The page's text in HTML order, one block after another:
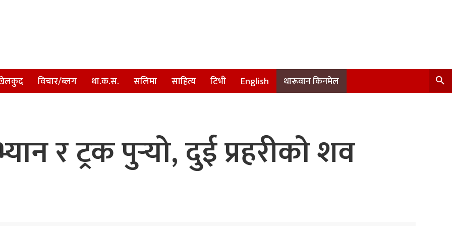
विचार/ब्लग था.क.स. सलिमा साहित्य टिभी English थारूवान किनमेल
र ट्रक पुर्‍यो, दुई प्रहरीको शव